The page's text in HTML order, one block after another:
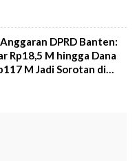
DPRD Banten:
Rp18,5 M hingga Dana
M Jadi Sorotan di